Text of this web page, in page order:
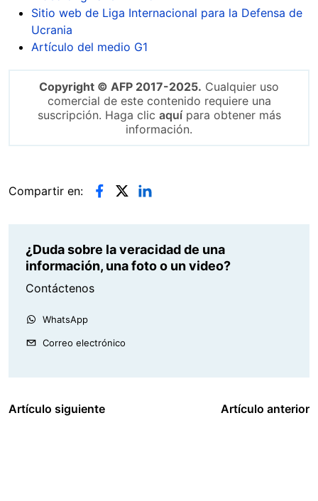
Sitio web de Liga Internacional para la Defensa de
Ucrania
Artículo del medio G1
Copyright © AFP 2017-2025. Cualquier uso
comercial de este contenido requiere una
suscripción. Haga clic aquípara obtener más
información.
Compartir en:
¿Duda sobre la veracidad de una
información, una foto o un video?
Contáctenos
WhatsApp
Correo electrónico
Artículo siguiente Artículo anterior